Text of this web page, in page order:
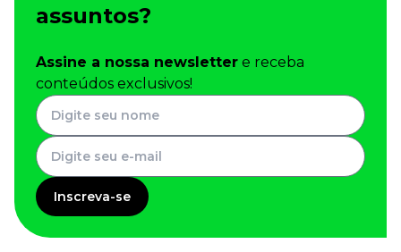
assuntos?
Assine a nossa newsletter e receba
conteúdos exclusivos!
Inscreva-se